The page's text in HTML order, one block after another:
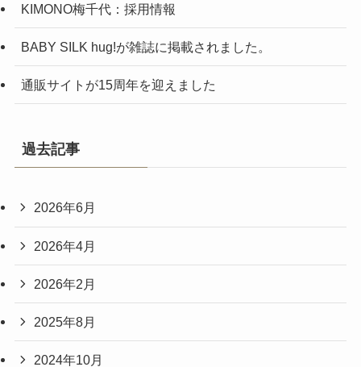
KIMONO梅千代：採用情報
BABY SILK hug!が雑誌に掲載されました。
通販サイトが15周年を迎えました
過去記事
2026年6月
2026年4月
2026年2月
2025年8月
2024年10月